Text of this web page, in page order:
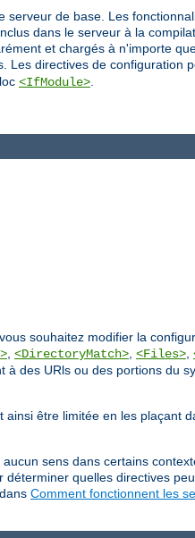
serveur de base. Les
dans le serveur à la
et chargés à n'importe
Les directives de configuration
<IfModule>.
souhaitez modifier la
<DirectoryMatch> <Files>
à des URls ou des portions du
ainsi être limitée en les plaçant
sens dans certains
quelles directives
Comment fonctionnent les